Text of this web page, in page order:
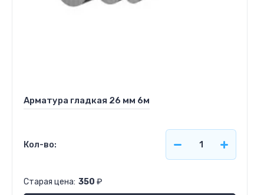
Арматура гладкая 26 мм 6м
Кол-во:
Старая цена: 350 ₽